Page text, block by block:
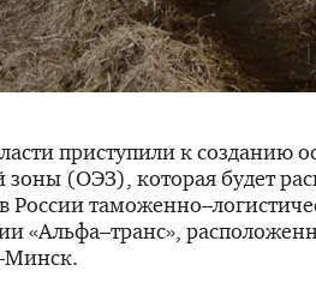
приступили к созданию
(ОЭЗ), которая будет
России
«Альфа–транс»,